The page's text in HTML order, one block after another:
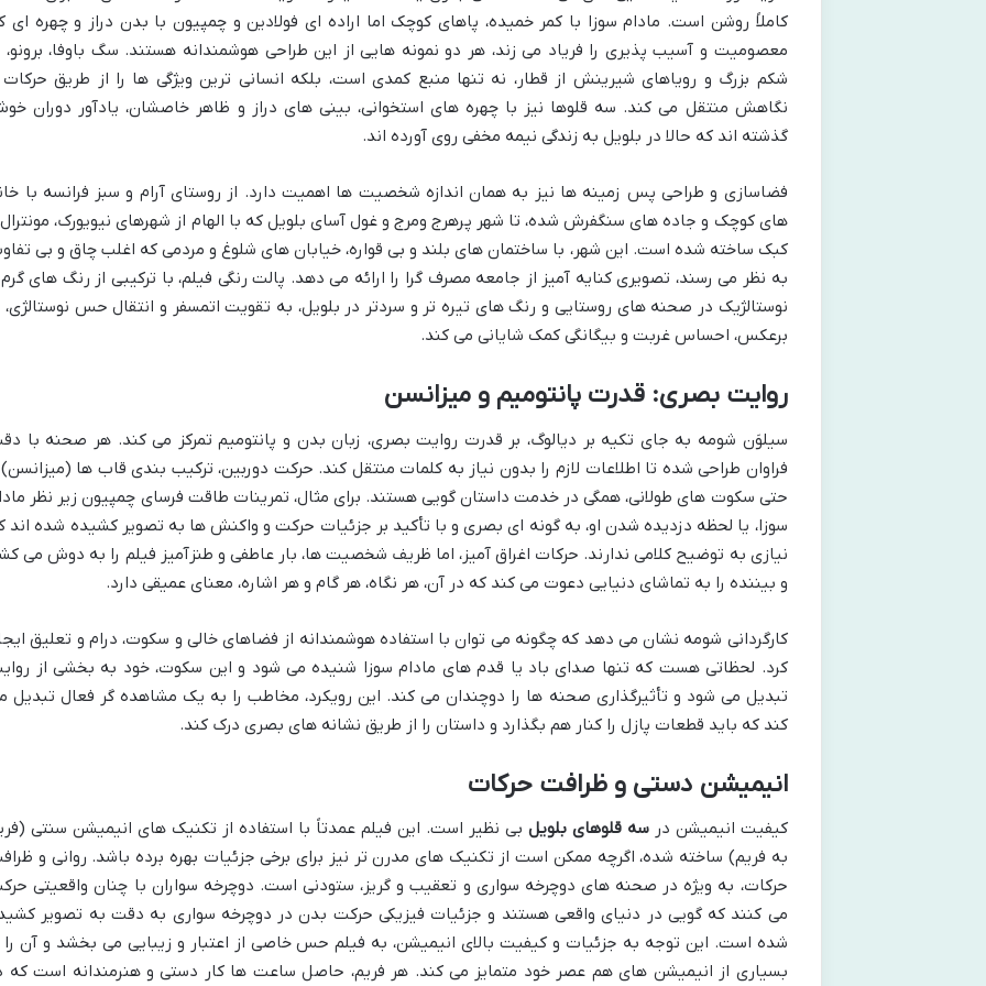
کاملاً روشن است. مادام سوزا با کمر خمیده، پاهای کوچک اما اراده ای فولادین و چمپیون با بدن دراز و چهره ای
معصومیت و آسیب پذیری را فریاد می زند، هر دو نمونه هایی از این طراحی هوشمندانه هستند. سگ باوفا، برونو،
شکم بزرگ و رویاهای شیرینش از قطار، نه تنها منبع کمدی است، بلکه انسانی ترین ویژگی ها را از طریق
نگاهش منتقل می کند. سه قلوها نیز با چهره های استخوانی، بینی های دراز و ظاهر خاصشان، یادآور دوران
گذشته اند که حالا در بلویل به زندگی نیمه مخفی روی آورده اند.
فضاسازی و طراحی پس زمینه ها نیز به همان اندازه شخصیت ها اهمیت دارد. از روستای آرام و سبز فرانسه با
های کوچک و جاده های سنگفرش شده، تا شهر پرهرج ومرج و غول آسای بلویل که با الهام از شهرهای نیویورک،
کبک ساخته شده است. این شهر، با ساختمان های بلند و بی قواره، خیابان های شلوغ و مردمی که اغلب چاق و بی
به نظر می رسند، تصویری کنایه آمیز از جامعه مصرف گرا را ارائه می دهد. پالت رنگی فیلم، با ترکیبی از رنگ های
نوستالژیک در صحنه های روستایی و رنگ های تیره تر و سردتر در بلویل، به تقویت اتمسفر و انتقال حس نوستالژی،
برعکس، احساس غربت و بیگانگی کمک شایانی می کند.
روایت بصری: قدرت پانتومیم و میزانسن
سیلوَن شومه به جای تکیه بر دیالوگ، بر قدرت روایت بصری، زبان بدن و پانتومیم تمرکز می کند. هر صحنه با
فراوان طراحی شده تا اطلاعات لازم را بدون نیاز به کلمات منتقل کند. حرکت دوربین، ترکیب بندی قاب ها
حتی سکوت های طولانی، همگی در خدمت داستان گویی هستند. برای مثال، تمرینات طاقت فرسای چمپیون زیر نظر
سوزا، یا لحظه دزدیده شدن او، به گونه ای بصری و با تأکید بر جزئیات حرکت و واکنش ها به تصویر کشیده شده اند
نیازی به توضیح کلامی ندارند. حرکات اغراق آمیز، اما ظریف شخصیت ها، بار عاطفی و طنزآمیز فیلم را به دوش می
و بیننده را به تماشای دنیایی دعوت می کند که در آن، هر نگاه، هر گام و هر اشاره، معنای عمیقی دارد.
کارگردانی شومه نشان می دهد که چگونه می توان با استفاده هوشمندانه از فضاهای خالی و سکوت، درام و تعلیق
کرد. لحظاتی هست که تنها صدای باد یا قدم های مادام سوزا شنیده می شود و این سکوت، خود به بخشی از
تبدیل می شود و تأثیرگذاری صحنه ها را دوچندان می کند. این رویکرد، مخاطب را به یک مشاهده گر فعال تبدیل
کند که باید قطعات پازل را کنار هم بگذارد و داستان را از طریق نشانه های بصری درک کند.
انیمیشن دستی و ظرافت حرکات
کیفیت انیمیشن درسه قلوهای بلویل بی نظیر است. این فیلم عمدتاً با استفاده از تکنیک های انیمیشن سنتی
به فریم) ساخته شده، اگرچه ممکن است از تکنیک های مدرن تر نیز برای برخی جزئیات بهره برده باشد. روانی و
حرکات، به ویژه در صحنه های دوچرخه سواری و تعقیب و گریز، ستودنی است. دوچرخه سواران با چنان واقعیتی
می کنند که گویی در دنیای واقعی هستند و جزئیات فیزیکی حرکت بدن در دوچرخه سواری به دقت به تصویر
شده است. این توجه به جزئیات و کیفیت بالای انیمیشن، به فیلم حس خاصی از اعتبار و زیبایی می بخشد و آن را
بسیاری از انیمیشن های هم عصر خود متمایز می کند. هر فریم، حاصل ساعت ها کار دستی و هنرمندانه است که